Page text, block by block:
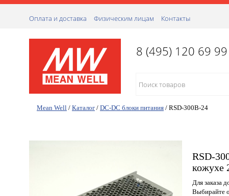
Оплата и доставка Физическим лицам Контакты
8 (495) 120 69 99
Mean Well / Каталог / DC-DC блоки питания / RSD-300B-24
RSD-
кожухе
Для заказа
Выбирайте